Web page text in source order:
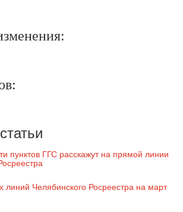
пунктов ГГС расскажут на прямой линии
линий Челябинского Росреестра на март